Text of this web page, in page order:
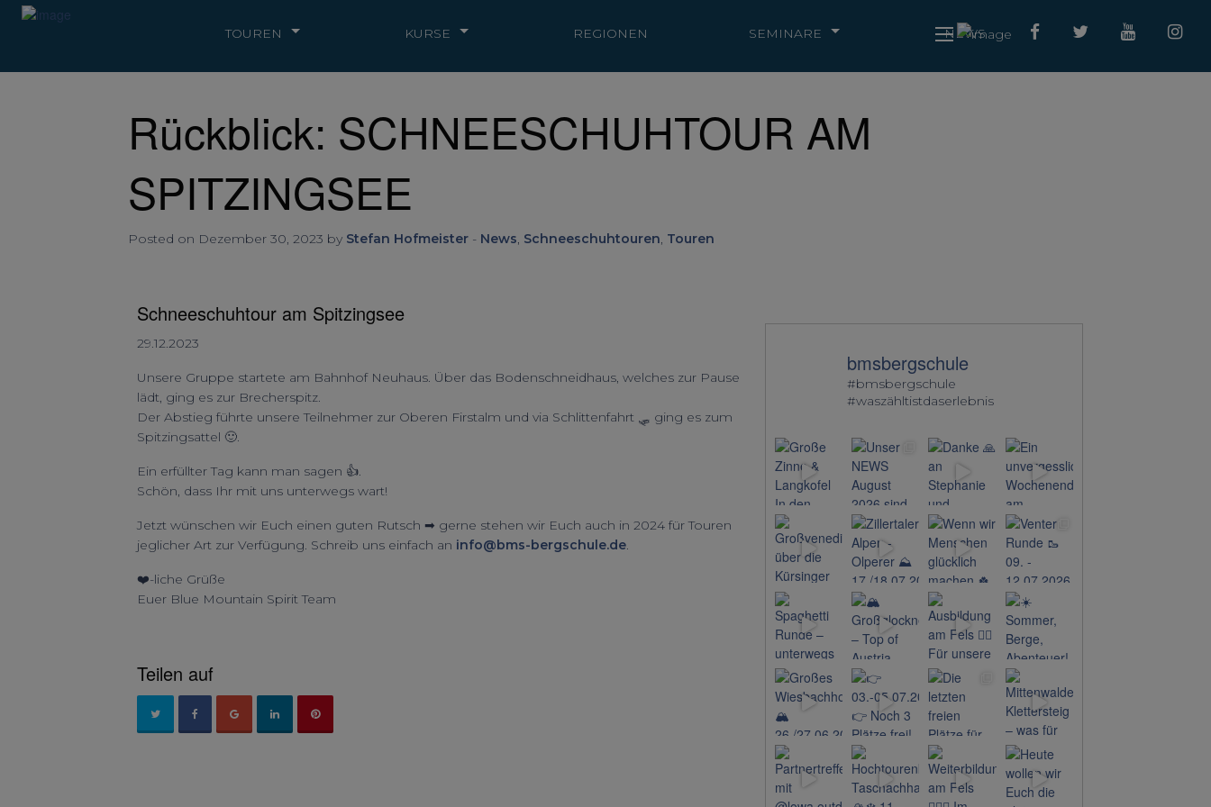
TOUREN KURSE REGIONEN SEMINARE NEWS
Rückblick: SCHNEESCHUHTOUR AM
SPITZINGSEE
Posted on Dezember 30, 2023 by Stefan Hofmeister - News, Schneeschuhtouren, Touren
Schneeschuhtour am Spitzingsee
29.12.2023
Unsere Gruppe startete am Bahnhof Neuhaus. Über das Bodenschneidhaus, welches zur Pause
lädt, ging es zur Brecherspitz.
Der Abstieg führte unsere Teilnehmer zur Oberen Firstalm und via Schlittenfahrt 🛷 ging es zum
Spitzingsattel 🙂.
Ein erfüllter Tag kann man sagen 👍.
Schön, dass Ihr mit uns unterwegs wart!
Jetzt wünschen wir Euch einen guten Rutsch ➡ gerne stehen wir Euch auch in 2024 für Touren
jeglicher Art zur Verfügung. Schreib uns einfach an info@bms-bergschule.de.
❤️-liche Grüße
Euer Blue Mountain Spirit Team
Teilen auf
bmsbergschule
#bmsbergschule
#waszähltistdaserlebnis